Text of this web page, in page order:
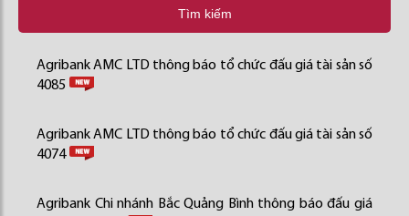
Tìm kiếm
Agribank AMC LTD thông báo tổ chức đấu giá tài sản số
4085
Agribank AMC LTD thông báo tổ chức đấu giá tài sản số
4074
Agribank Chi nhánh Bắc Quảng Bình thông báo đấu giá